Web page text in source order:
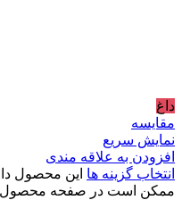
داغ
مقايسه
نمایش سریع
افزودن به علاقه مندی
انتخاب گزینه ها این محصول
ممکن است در صفحه محصول